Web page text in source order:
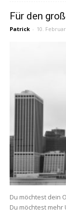
Für den
Patrick - 10. Februar
Du möchtest dein
Du möchtest